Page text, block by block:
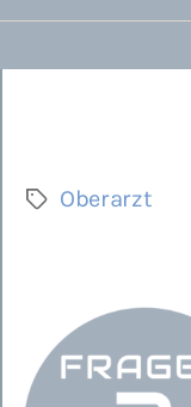
Schlagwörter
Oberarzt